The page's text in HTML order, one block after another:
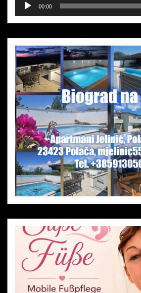
Player
00:00